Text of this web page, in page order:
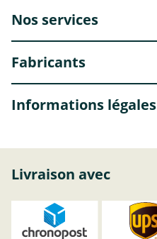
Nos services
Fabricants
Informations légales
Livraison avec